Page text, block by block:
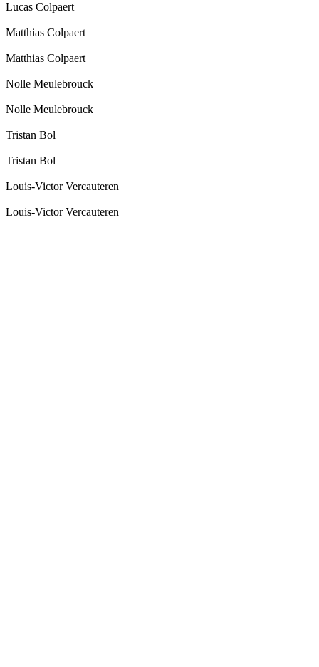
Lucas Colpaert
Matthias Colpaert
Matthias Colpaert
Nolle Meulebrouck
Nolle Meulebrouck
Tristan Bol
Tristan Bol
Louis-Victor Vercauteren
Louis-Victor Vercauteren